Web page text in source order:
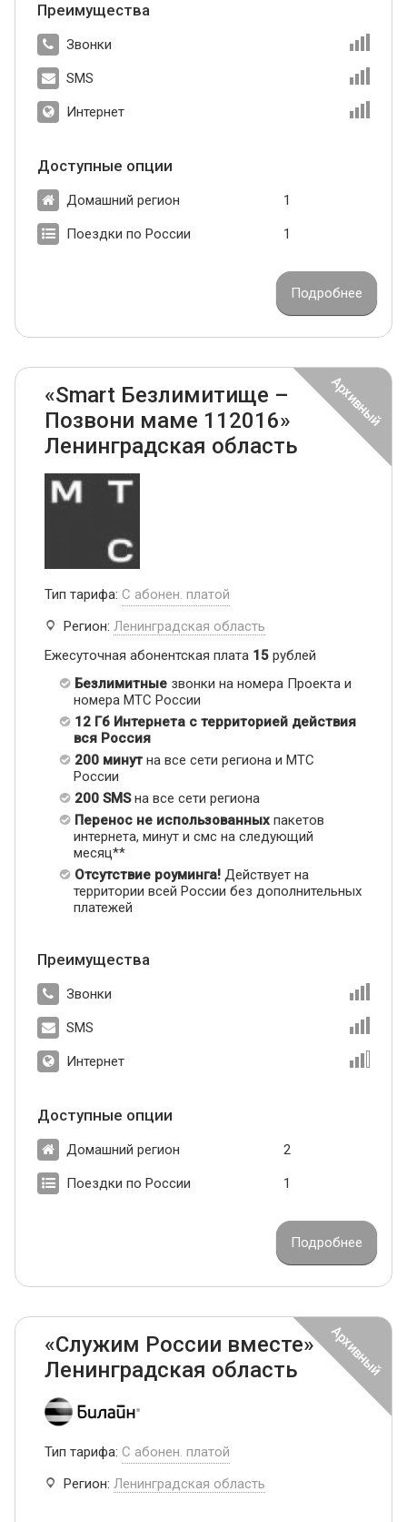
Преимущества
Звонки
SMS
Интернет
Доступные опции
Домашний регион 1
Поездки по России 1
Подробнее
«Smart Безлимитище –
Позвони маме 112016»
Ленинградская область
Тип тарифа: С абонен. платой
Регион: Ленинградская область
Ежесуточная абонентская плата 15 рублей
Безлимитные звонки на номера Проекта и
номера МТС России
12 Гб Интернета с территорией действия
вся Россия
200 минут на все сети региона и МТС
России
200 SMSна все сети региона
Перенос не использованных пакетов
интернета, минут и смс на следующий
месяц**
Отсутствие роуминга! Действует на
территории всей России без дополнительных
платежей
Преимущества
Звонки
SMS
Интернет
Доступные опции
Домашний регион 2
Поездки по России 1
Подробнее
«Служим России вместе»
Ленинградская область
Тип тарифа: С абонен. платой
Регион: Ленинградская область